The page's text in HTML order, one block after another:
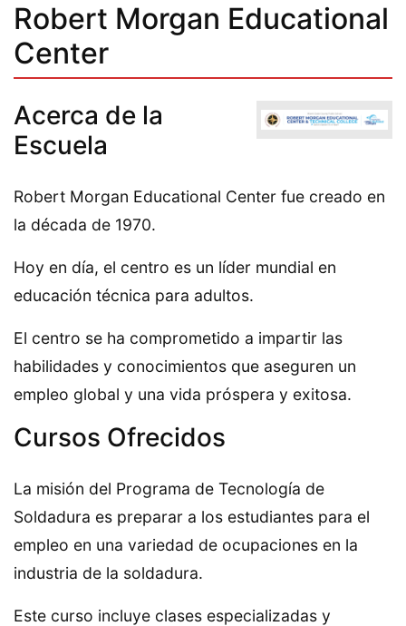
Robert Morgan Educational
Center
Acerca de la
Escuela
Robert Morgan Educational Center fue creado en
la década de 1970.
Hoy en día, el centro es un líder mundial en
educación técnica para adultos.
El centro se ha comprometido a impartir las
habilidades y conocimientos que aseguren un
empleo global y una vida próspera y exitosa.
Cursos Ofrecidos
La misión del Programa de Tecnología de
Soldadura es preparar a los estudiantes para el
empleo en una variedad de ocupaciones en la
industria de la soldadura.
Este curso incluye clases especializadas y